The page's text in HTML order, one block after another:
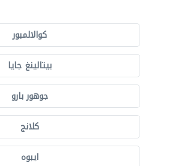
كوالالمبور
بيتالينغ جايا
جوهور بارو
كلانج
ايبوه